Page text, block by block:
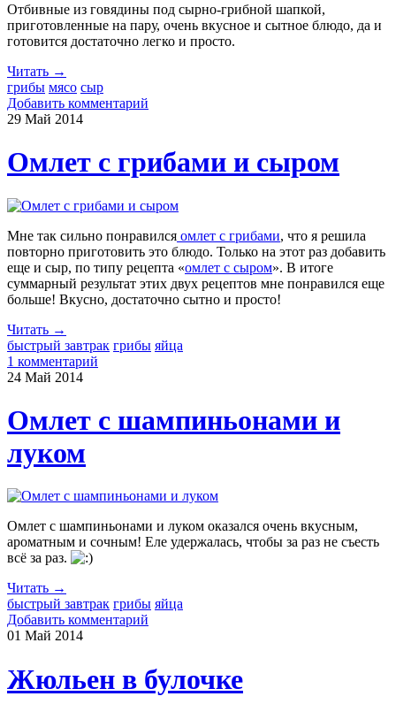
Отбивные из говядины под сырно-грибной шапкой,
приготовленные на пару, очень вкусное и сытное блюдо, да и
готовится достаточно легко и просто.
Читать →
грибы мясо сыр
Добавить комментарий
29 Май 2014
Омлет с грибами и сыром
Мне так сильно понравился омлет с грибами, что я решила
повторно приготовить это блюдо. Только на этот раз добавить
еще и сыр, по типу рецепта «омлет с сыром». В итоге
суммарный результат этих двух рецептов мне понравился еще
больше! Вкусно, достаточно сытно и просто!
Читать →
быстрый завтрак грибы яйца
1 комментарий
24 Май 2014
Омлет с шампиньонами и
луком
Омлет с шампиньонами и луком оказался очень вкусным,
ароматным и сочным! Еле удержалась, чтобы за раз не съесть
всё за раз.
Читать →
быстрый завтрак грибы яйца
Добавить комментарий
01 Май 2014
Жюльен в булочке